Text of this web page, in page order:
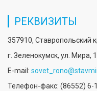
РЕКВИЗИТЫ
357910, Ставропольский
г. Зеленокумск, ул. Мира,
E-mail:
Телефон-факс: (86552) 6-